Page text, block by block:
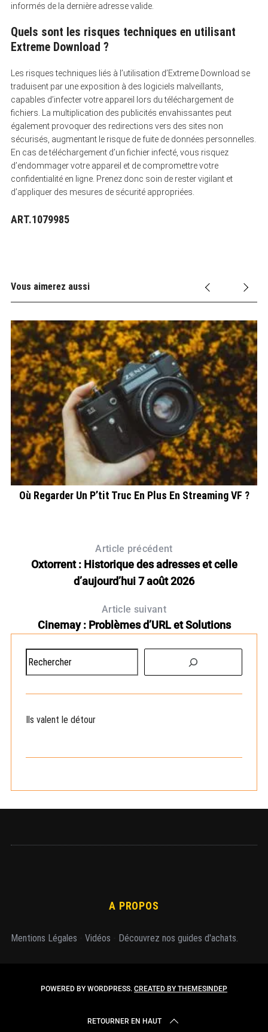
informés de la dernière adresse valide.
Quels sont les risques techniques en utilisant
Extreme Download ?
Les risques techniques liés à l’utilisation d’Extreme Download se
traduisent par une exposition à des logiciels malveillants,
capables d’infecter votre appareil lors du téléchargement de
fichiers. La multiplication des publicités envahissantes peut
également provoquer des redirections vers des sites non
sécurisés, augmentant le risque de fuite de données personnelles.
En cas de téléchargement d’un fichier infecté, vous risquez
d’endommager votre appareil et de compromettre votre
confidentialité en ligne. Prenez donc soin de rester vigilant et
d’appliquer des mesures de sécurité appropriées.
ART.1079985
Vous aimerez aussi
Où Regarder Un P’tit Truc En Plus En Streaming VF ?
Article précédent
Oxtorrent : Historique des adresses et celle
d’aujourd’hui 7 août 2026
Article suivant
Cinemay : Problèmes d’URL et Solutions
e
h
r Ils valent le détour
A PROPOS
Mentions Légales Vidéos Découvrez nos guides d'achats.
POWERED BY WORDPRESS. CREATED BY THEMESINDEP
RETOURNER EN HAUT